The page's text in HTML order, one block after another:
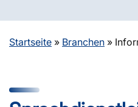
Startseite » Branchen »